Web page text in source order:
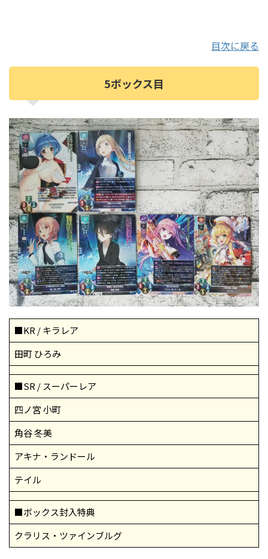
目次に戻る
5ボックス目
■KR / キラレア
田町 ひろみ
■SR / スーパーレア
四ノ宮 小町
角谷 冬美
アキナ・ランドール
テイル
■ボックス封入特典
クラリス・ツァインブルグ